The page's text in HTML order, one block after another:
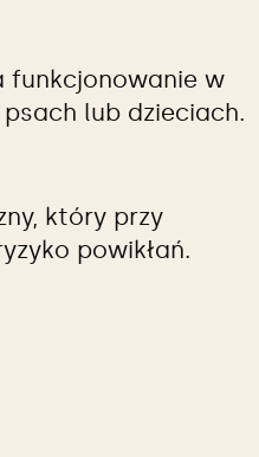
funkcjonowanie w
lub dzieciach.
który przy
powikłań.